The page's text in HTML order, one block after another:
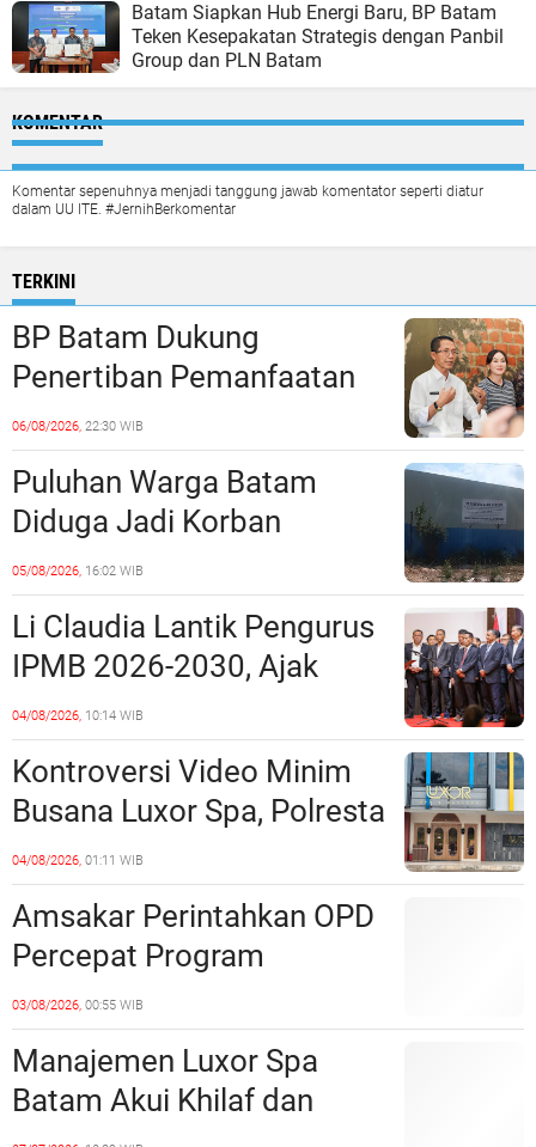
Batam Siapkan Hub Energi Baru, BP Batam
Teken Kesepakatan Strategis dengan Panbil
Group dan PLN Batam
KOMENTAR
Komentar sepenuhnya menjadi tanggung jawab komentator seperti diatur
dalam UU ITE. #JernihBerkomentar
TERKINI
BP Batam Dukung
Penertiban Pemanfaatan
Ruang Laut Sesuai
Ketentuan Peraturan
Perundang-undangan
06/08/2026, 22:30 WIB
Puluhan Warga Batam
Diduga Jadi Korban
Penipuan Kavling Hingga
Miliaran Rupiah, Laporan ke
Polda Kepri Jalan di
Tempat?
05/08/2026, 16:02 WIB
Li Claudia Lantik Pengurus
IPMB 2026-2030, Ajak
Perkuat Kerukunan dan
Sinergi dengan Pemko
Batam
04/08/2026, 10:14 WIB
Kontroversi Video Minim
Busana Luxor Spa, Polresta
Barelang Usut Tuntas
Unsur Pelanggaran Hukum
04/08/2026, 01:11 WIB
Amsakar Perintahkan OPD
Percepat Program
Prioritas, Targetkan
Realisasi Pembangunan
Lampaui 50 Persen
03/08/2026, 00:55 WIB
Manajemen Luxor Spa
Batam Akui Khilaf dan